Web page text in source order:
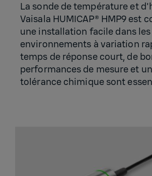
La sonde de température et
Vaisala HUMICAP® HMP9 est
une installation facile dans les
environnements à variation
temps de réponse court, de
performances de mesure et
tolérance chimique sont